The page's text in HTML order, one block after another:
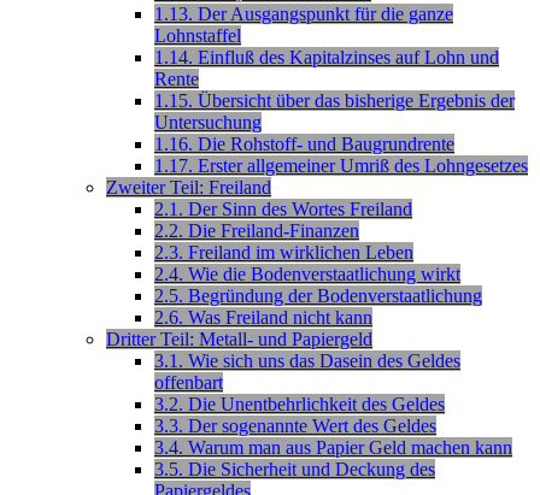
1.13. Der Ausgangspunkt für die ganze
Lohnstaffel
1.14. Einfluß des Kapitalzinses auf Lohn und
Rente
1.15. Übersicht über das bisherige Ergebnis der
Untersuchung
1.16. Die Rohstoff- und Baugrundrente
1.17. Erster allgemeiner Umriß des Lohngesetzes
Zweiter Teil: Freiland
2.1. Der Sinn des Wortes Freiland
2.2. Die Freiland-Finanzen
2.3. Freiland im wirklichen Leben
2.4. Wie die Bodenverstaatlichung wirkt
2.5. Begründung der Bodenverstaatlichung
2.6. Was Freiland nicht kann
Dritter Teil: Metall- und Papiergeld
3.1. Wie sich uns das Dasein des Geldes
offenbart
3.2. Die Unentbehrlichkeit des Geldes
3.3. Der sogenannte Wert des Geldes
3.4. Warum man aus Papier Geld machen kann
3.5. Die Sicherheit und Deckung des